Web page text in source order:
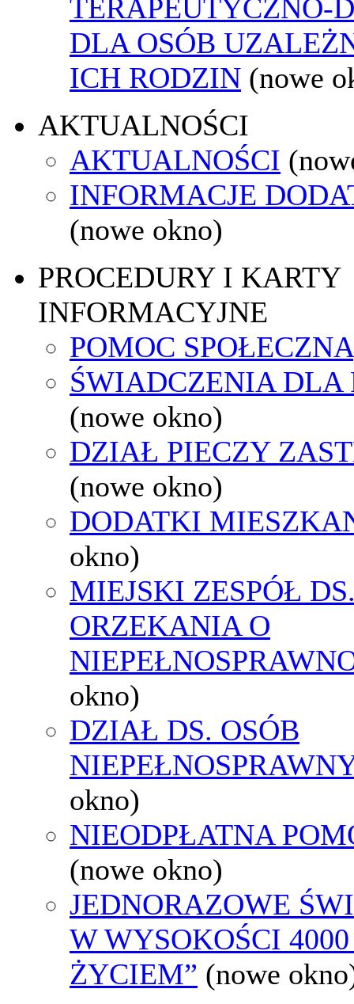
TERAPEUTYCZNO-
DLA OSÓB
ICH RODZIN (nowe
AKTUALNOŚCI
AKTUALNOŚCI
INFORMACJE
(nowe okno)
PROCEDURY I KARTY
INFORMACYJNE
POMOC SPOŁECZNA
ŚWIADCZENIA DLA
(nowe okno)
DZIAŁ PIECZY
(nowe okno)
DODATKI
okno)
MIEJSKI ZESPÓŁ
ORZEKANIA O
okno)
DZIAŁ DS. OSÓB
okno)
NIEODPŁATNA
(nowe okno)
JEDNORAZOWE
W WYSOKOŚCI
ŻYCIEM” (nowe